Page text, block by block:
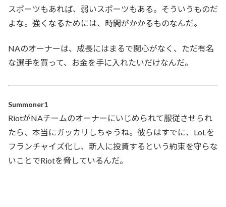
スポーツもあれば、弱いスポーツもある。そういうものだ
よな。強くなるためには、時間がかかるものなんだ。
NAのオーナーは、成長にはまるで関心がなく、ただ有名
な選手を買って、お金を手に入れたいだけなんだ。
Summoner1
RiotがNAチームのオーナーにいじめられて服従させられ
たら、本当にガッカリしちゃうね。彼らはすでに、LoLを
フランチャイズ化し、新人に投資するという約束を守らな
いことでRiotを脅しているんだ。